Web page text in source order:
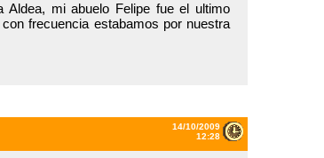
mi abuelo Felipe fue el ultimo
frecuencia estabamos por nuestra
14/10/2009
12:28